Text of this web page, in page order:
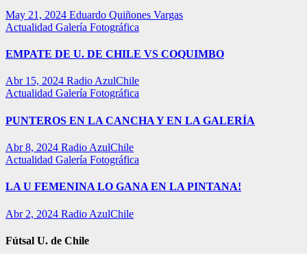
May 21, 2024 Eduardo Quiñones Vargas
Actualidad Galería Fotográfica
EMPATE DE U. DE CHILE VS COQUIMBO
Abr 15, 2024 Radio AzulChile
Actualidad Galería Fotográfica
PUNTEROS EN LA CANCHA Y EN LA GALERÍA
Abr 8, 2024 Radio AzulChile
Actualidad Galería Fotográfica
LA U FEMENINA LO GANA EN LA PINTANA!
Abr 2, 2024 Radio AzulChile
Fútsal U. de Chile